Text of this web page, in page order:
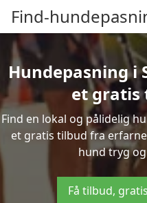
Find-
Hundepasning i
et gratis
Find en lokal og pålidelig
et gratis tilbud fra
hund tryg
Få tilbud,